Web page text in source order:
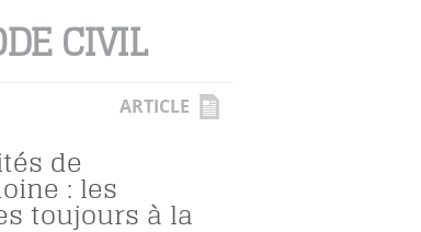
CIVIL
ARTICLE
de
: les
toujours à la